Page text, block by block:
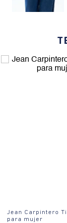
Jean Carpintero
para mujer